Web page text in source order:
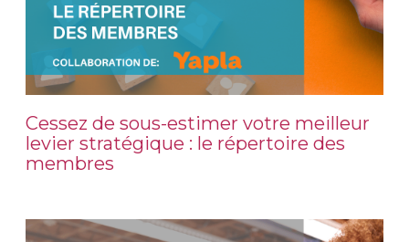
Cessez de sous-estimer votre meilleur
levier stratégique : le répertoire des
membres